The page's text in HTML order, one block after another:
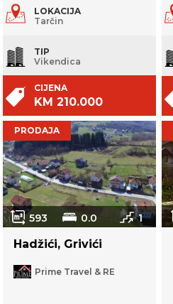
LOKACIJA
Tarčin
TIP
Vikendica
CIJENA
KM 210.000
PRODAJA
593 0.0 1
Hadžići, Grivići
Prime Travel & RE